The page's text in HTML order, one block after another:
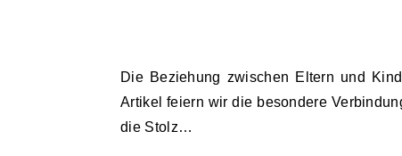
Die Beziehung zwischen Eltern und Kindern ist eine der tiefsten und bedeutungsvollsten. In diesem
Artikel feiern wir die besondere
die Stolz…